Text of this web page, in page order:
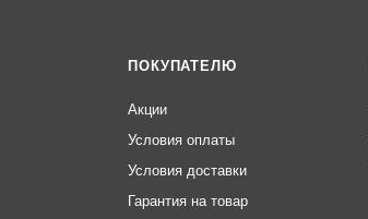
ПОКУПАТЕЛЮ
Акции
Условия оплаты
Условия доставки
Гарантия на товар